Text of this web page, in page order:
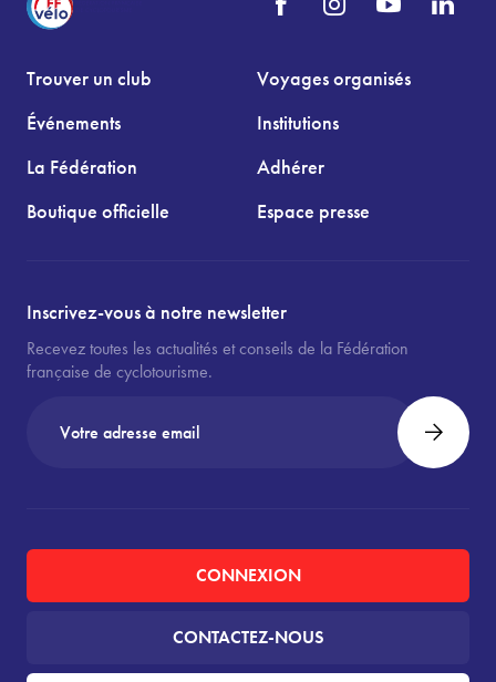
Trouver un club
Voyages organisés
Événements
Institutions
La Fédération
Adhérer
Boutique officielle
Espace presse
Inscrivez-vous à notre newsletter
Recevez toutes les actualités et conseils de la Fédération
française de cyclotourisme.
CONNEXION
CONTACTEZ-NOUS